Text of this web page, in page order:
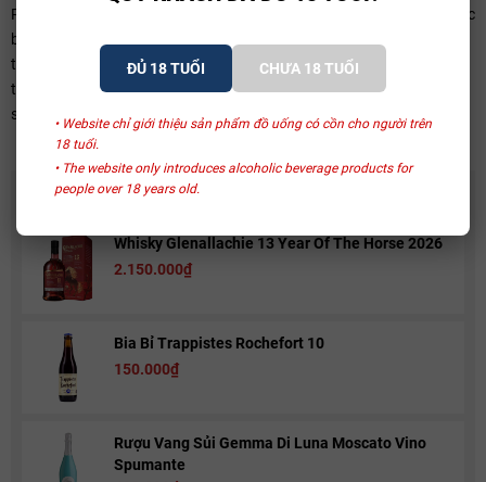
ĐỦ 18 TUỔI CHƯA 18 TUỔI
• Website chỉ giới thiệu sản phẩm đồ uống có cồn cho người trên
18 tuổi.
• The website only introduces alcoholic beverage products for
people over 18 years old.
Rượu vang Château Cap Leon Veyrin thường được sử dụng trong các
bữa tiệc gia nhẹ đem lại không khí thư giãn và ấm cũng. Bạn có thể
thưởng thức rượu vang này với các món phi lê từ thịt bò, thịt cừu hay
thịt nai sẽ rất ngon và độc đáo. Hãy thử một lần và ấn tượng mãi về
sau bạn nhé!
CÓ THỂ BẠN THÍCH
Whisky Glenallachie 13 Year Of The Horse 2026
2.150.000₫
Bia Bỉ Trappistes Rochefort 10
150.000₫
Rượu Vang Sủi Gemma Di Luna Moscato Vino
Spumante